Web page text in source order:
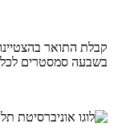
קבלת התואר
בשבעה סמסטרים לכל